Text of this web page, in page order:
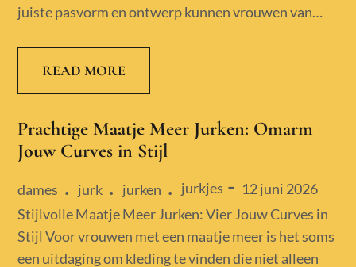
juiste pasvorm en ontwerp kunnen vrouwen van…
READ MORE
Prachtige Maatje Meer Jurken: Omarm
Jouw Curves in Stijl
dames jurk jurken jurkjes
Posted
on
12 juni 2026
Stijlvolle Maatje Meer Jurken: Vier Jouw Curves in
Stijl Voor vrouwen met een maatje meer is het soms
een uitdaging om kleding te vinden die niet alleen